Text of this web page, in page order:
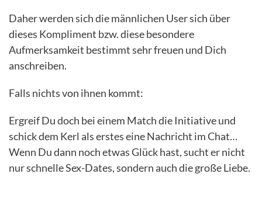
Daher werden sich die männlichen User sich über
dieses Kompliment bzw. diese besondere
Aufmerksamkeit bestimmt sehr freuen und Dich
anschreiben.
Falls nichts von ihnen kommt:
Ergreif Du doch bei einem Match die Initiative und
schick dem Kerl als erstes eine Nachricht im Chat…
Wenn Du dann noch etwas Glück hast, sucht er nicht
nur schnelle Sex-Dates, sondern auch die große Liebe.